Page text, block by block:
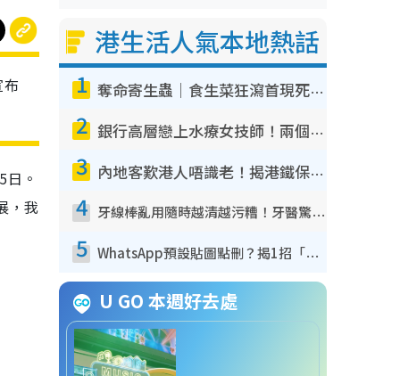
。
，我
港生活人氣本地熱話
1 奪命寄生蟲｜食生菜狂瀉首現死者！疫潮惡化錄1.8萬宗病例 揭洗菜3大謬誤
2 銀行高層戀上水療女技師！兩個月借128萬驚覺「沉船」沉落火海 揭背後疑似邪教操控賣淫
3 內地客歎港人唔識老！揭港鐵保鮮級冷氣 港人求放過：咪投訴
4 牙線棒亂用隨時越清越污糟！牙醫驚揭盲目過戶細菌恐致蛀牙：呢種先係日常真保養
5 WhatsApp預設貼圖點刪？揭1招「反向操作」還原簡潔介面 附3步實測教學
U GO 本週好去處